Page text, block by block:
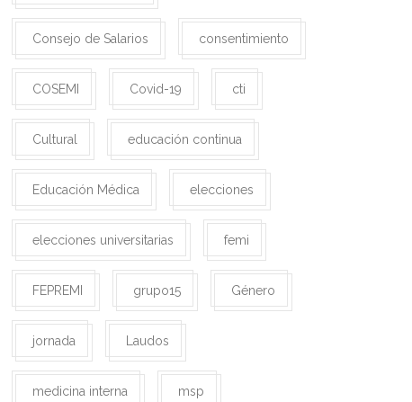
Consejo de Salarios consentimiento
COSEMI Covid-19 cti
Cultural educación continua
Educación Médica elecciones
elecciones universitarias femi
FEPREMI grupo15 Género
jornada Laudos
medicina interna msp